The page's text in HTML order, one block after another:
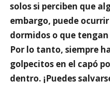
solossi perciben que
embargo, puede
dormidos o que
Por lo tanto, siempre
golpecitos en el capó
dentro. ¡Puedes